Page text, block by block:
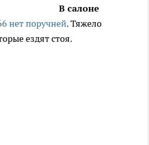
В салоне
нет поручней. Тяжело
ездят стоя.